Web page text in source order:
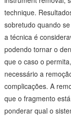
technique.
sobretudo quando
a técnica é
podendo tornar o
que o caso o
necessário a
complicações. A
que o fragmento
ponderar qual o